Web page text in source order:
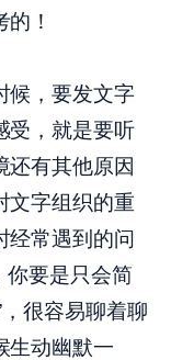
！
候，要发文字
受，就是要听
还有其他原因
文字组织的重
经常遇到的问
你要是只会简
很容易聊着聊
生动幽默一